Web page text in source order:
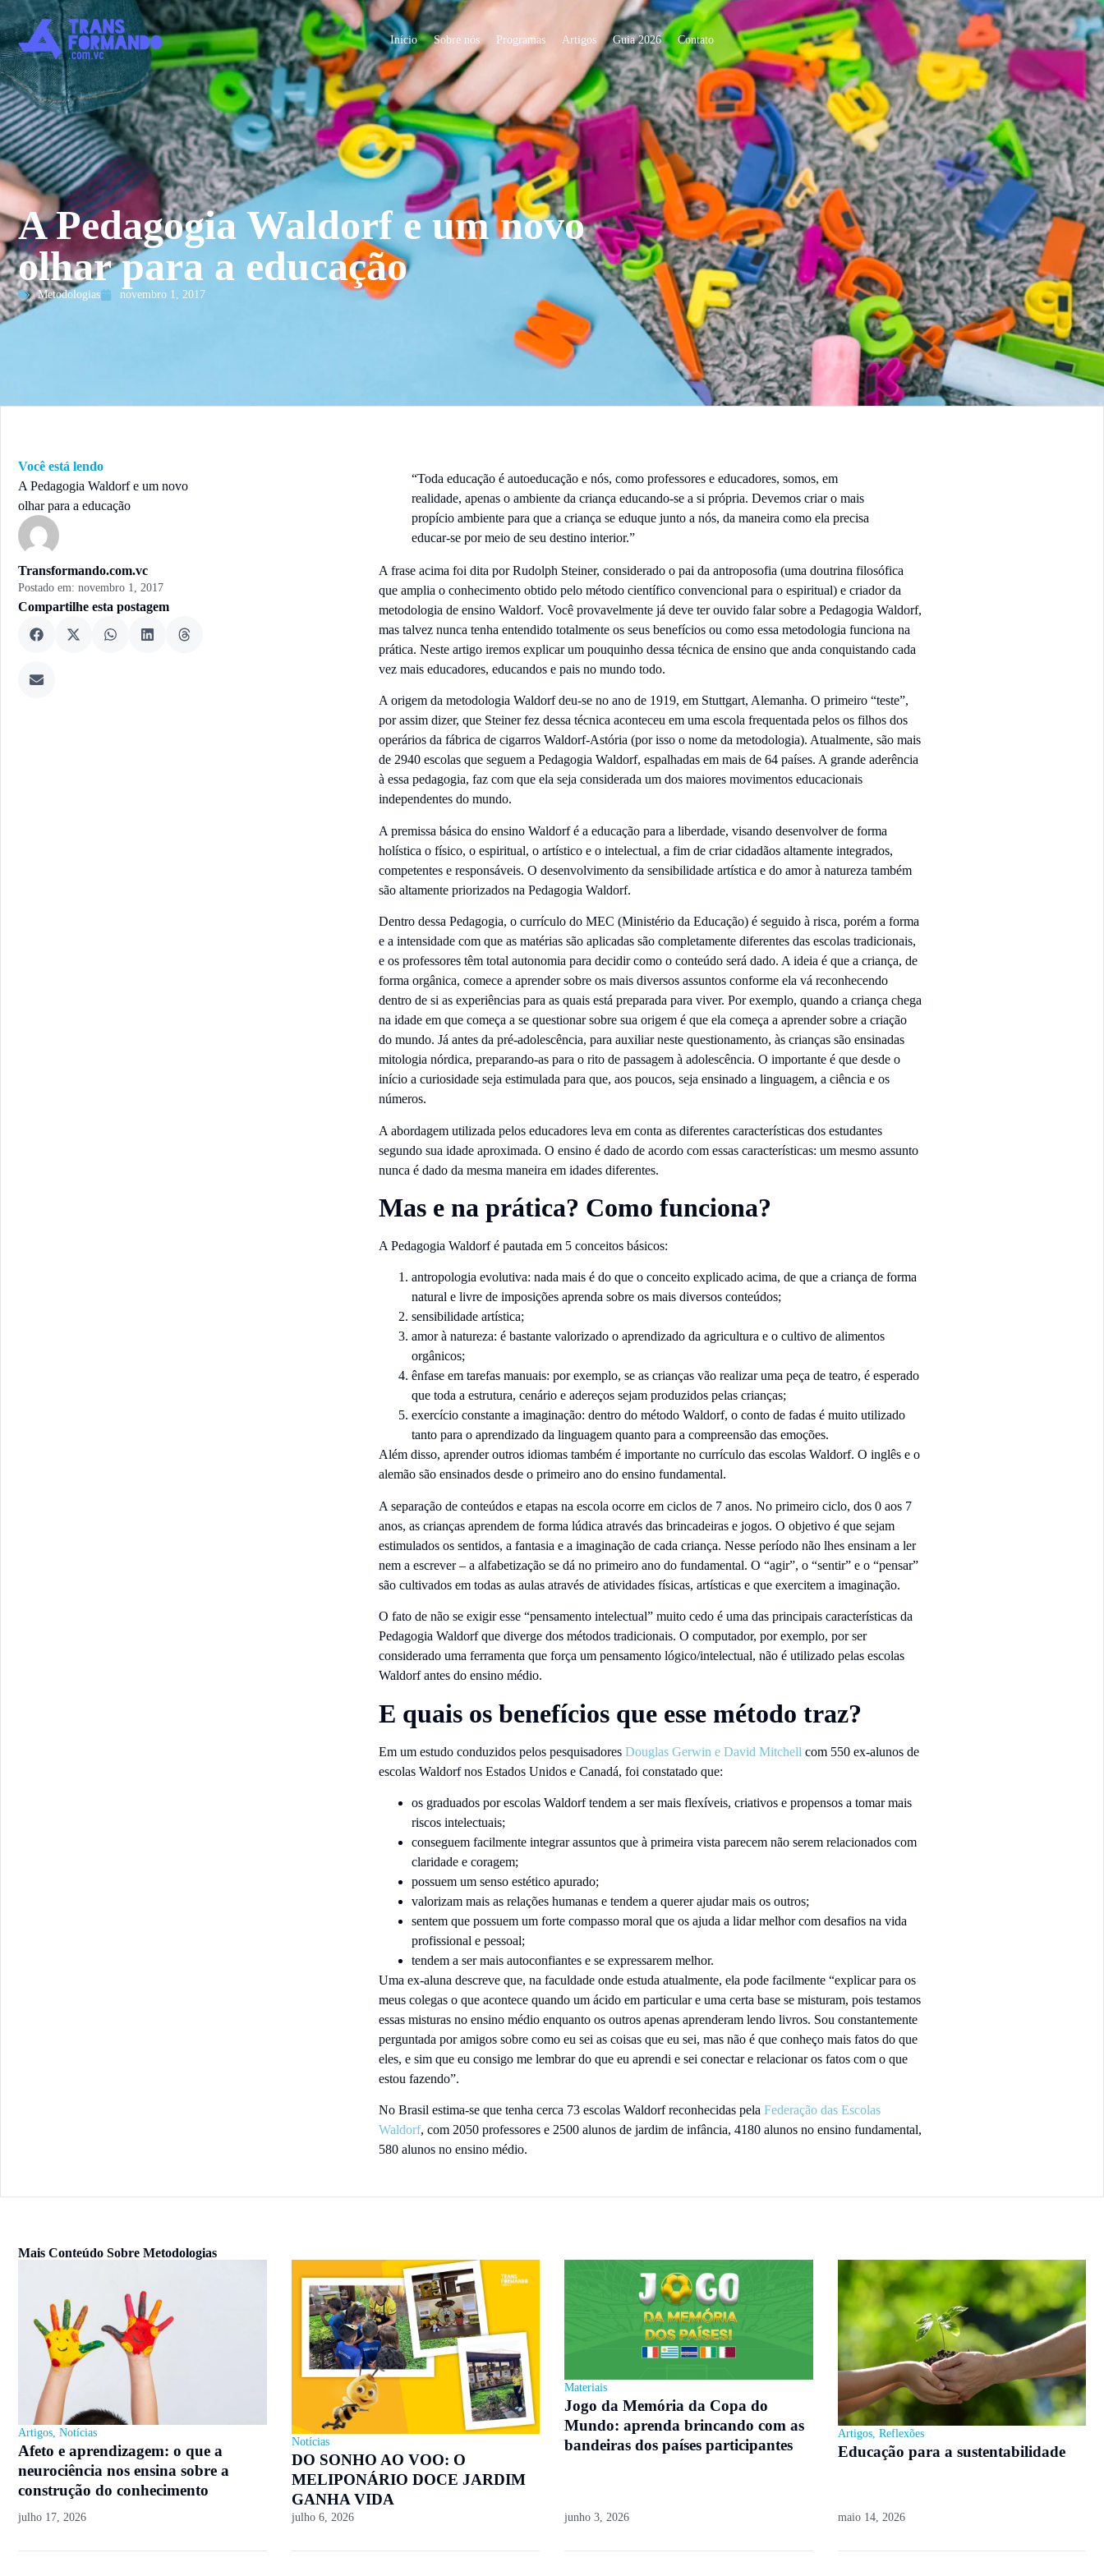
Início Sobre nós Programas Artigos Guia 2026 Contato
A Pedagogia Waldorf e um novo
olhar para a educação
Metodologias novembro 1, 2017
Você está lendo
A Pedagogia Waldorf e um novo
olhar para a educação
Transformando.com.vc
Postado em: novembro 1, 2017
Compartilhe esta postagem
“Toda educação é autoeducação e nós, como professores e educadores, somos, em
realidade, apenas o ambiente da criança educando-se a si própria. Devemos criar o mais
propício ambiente para que a criança se eduque junto a nós, da maneira como ela precisa
educar-se por meio de seu destino interior.”
A frase acima foi dita por Rudolph Steiner, considerado o pai da antroposofia (uma doutrina filosófica
que amplia o conhecimento obtido pelo método científico convencional para o espiritual) e criador da
metodologia de ensino Waldorf. Você provavelmente já deve ter ouvido falar sobre a Pedagogia Waldorf,
mas talvez nunca tenha entendido totalmente os seus benefícios ou como essa metodologia funciona na
prática. Neste artigo iremos explicar um pouquinho dessa técnica de ensino que anda conquistando cada
vez mais educadores, educandos e pais no mundo todo.
A origem da metodologia Waldorf deu-se no ano de 1919, em Stuttgart, Alemanha. O primeiro “teste”,
por assim dizer, que Steiner fez dessa técnica aconteceu em uma escola frequentada pelos os filhos dos
operários da fábrica de cigarros Waldorf-Astória (por isso o nome da metodologia). Atualmente, são mais
de 2940 escolas que seguem a Pedagogia Waldorf, espalhadas em mais de 64 países. A grande aderência
à essa pedagogia, faz com que ela seja considerada um dos maiores movimentos educacionais
independentes do mundo.
A premissa básica do ensino Waldorf é a educação para a liberdade, visando desenvolver de forma
holística o físico, o espiritual, o artístico e o intelectual, a fim de criar cidadãos altamente integrados,
competentes e responsáveis. O desenvolvimento da sensibilidade artística e do amor à natureza também
são altamente priorizados na Pedagogia Waldorf.
Dentro dessa Pedagogia, o currículo do MEC (Ministério da Educação) é seguido à risca, porém a forma
e a intensidade com que as matérias são aplicadas são completamente diferentes das escolas tradicionais,
e os professores têm total autonomia para decidir como o conteúdo será dado. A ideia é que a criança, de
forma orgânica, comece a aprender sobre os mais diversos assuntos conforme ela vá reconhecendo
dentro de si as experiências para as quais está preparada para viver. Por exemplo, quando a criança chega
na idade em que começa a se questionar sobre sua origem é que ela começa a aprender sobre a criação
do mundo. Já antes da pré-adolescência, para auxiliar neste questionamento, às crianças são ensinadas
mitologia nórdica, preparando-as para o rito de passagem à adolescência. O importante é que desde o
início a curiosidade seja estimulada para que, aos poucos, seja ensinado a linguagem, a ciência e os
números.
A abordagem utilizada pelos educadores leva em conta as diferentes características dos estudantes
segundo sua idade aproximada. O ensino é dado de acordo com essas características: um mesmo assunto
nunca é dado da mesma maneira em idades diferentes.
Mas e na prática? Como funciona?
A Pedagogia Waldorf é pautada em 5 conceitos básicos:
antropologia evolutiva: nada mais é do que o conceito explicado acima, de que a criança de forma
natural e livre de imposições aprenda sobre os mais diversos conteúdos;
sensibilidade artística;
amor à natureza: é bastante valorizado o aprendizado da agricultura e o cultivo de alimentos
orgânicos;
ênfase em tarefas manuais: por exemplo, se as crianças vão realizar uma peça de teatro, é esperado
que toda a estrutura, cenário e adereços sejam produzidos pelas crianças;
exercício constante a imaginação: dentro do método Waldorf, o conto de fadas é muito utilizado
tanto para o aprendizado da linguagem quanto para a compreensão das emoções.
Além disso, aprender outros idiomas também é importante no currículo das escolas Waldorf. O inglês e o
alemão são ensinados desde o primeiro ano do ensino fundamental.
A separação de conteúdos e etapas na escola ocorre em ciclos de 7 anos. No primeiro ciclo, dos 0 aos 7
anos, as crianças aprendem de forma lúdica através das brincadeiras e jogos. O objetivo é que sejam
estimulados os sentidos, a fantasia e a imaginação de cada criança. Nesse período não lhes ensinam a ler
nem a escrever – a alfabetização se dá no primeiro ano do fundamental. O “agir”, o “sentir” e o “pensar”
são cultivados em todas as aulas através de atividades físicas, artísticas e que exercitem a imaginação.
O fato de não se exigir esse “pensamento intelectual” muito cedo é uma das principais características da
Pedagogia Waldorf que diverge dos métodos tradicionais. O computador, por exemplo, por ser
considerado uma ferramenta que força um pensamento lógico/intelectual, não é utilizado pelas escolas
Waldorf antes do ensino médio.
E quais os benefícios que esse método traz?
Em um estudo conduzidos pelos pesquisadores Douglas Gerwin e David Mitchell com 550 ex-alunos de
escolas Waldorf nos Estados Unidos e Canadá, foi constatado que:
os graduados por escolas Waldorf tendem a ser mais flexíveis, criativos e propensos a tomar mais
riscos intelectuais;
conseguem facilmente integrar assuntos que à primeira vista parecem não serem relacionados com
claridade e coragem;
possuem um senso estético apurado;
valorizam mais as relações humanas e tendem a querer ajudar mais os outros;
sentem que possuem um forte compasso moral que os ajuda a lidar melhor com desafios na vida
profissional e pessoal;
tendem a ser mais autoconfiantes e se expressarem melhor.
Uma ex-aluna descreve que, na faculdade onde estuda atualmente, ela pode facilmente “explicar para os
meus colegas o que acontece quando um ácido em particular e uma certa base se misturam, pois testamos
essas misturas no ensino médio enquanto os outros apenas aprenderam lendo livros. Sou constantemente
perguntada por amigos sobre como eu sei as coisas que eu sei, mas não é que conheço mais fatos do que
eles, e sim que eu consigo me lembrar do que eu aprendi e sei conectar e relacionar os fatos com o que
estou fazendo”.
No Brasil estima-se que tenha cerca 73 escolas Waldorf reconhecidas pela Federação das Escolas
Waldorf, com 2050 professores e 2500 alunos de jardim de infância, 4180 alunos no ensino fundamental,
580 alunos no ensino médio.
Mais Conteúdo Sobre Metodologias
Artigos, Notícias
Afeto e aprendizagem: o que a
neurociência nos ensina sobre a
construção do conhecimento
julho 17, 2026
Notícias
DO SONHO AO VOO: O
MELIPONÁRIO DOCE JARDIM
GANHA VIDA
julho 6, 2026
Materiais
Jogo da Memória da Copa do
Mundo: aprenda brincando com as
bandeiras dos países participantes
junho 3, 2026
Artigos, Reflexões
Educação para a sustentabilidade
maio 14, 2026